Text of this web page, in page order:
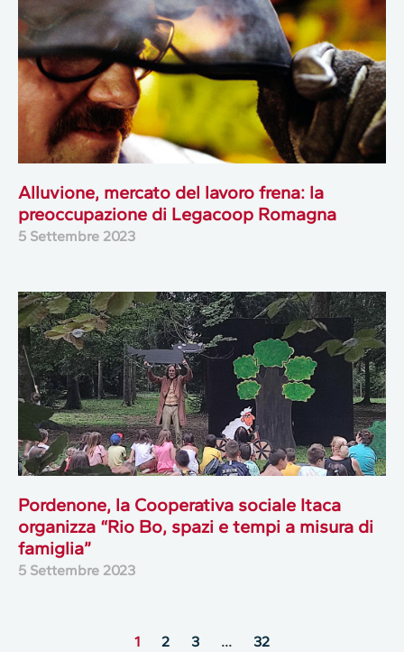
Alluvione, mercato del lavoro frena: la
preoccupazione di Legacoop Romagna
5 Settembre 2023
Pordenone, la Cooperativa sociale Itaca
organizza “Rio Bo, spazi e tempi a misura di
famiglia”
5 Settembre 2023
1 2 3 … 32